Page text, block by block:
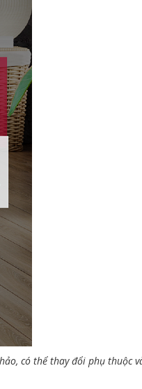
có thể thay đổi phụ thuộc